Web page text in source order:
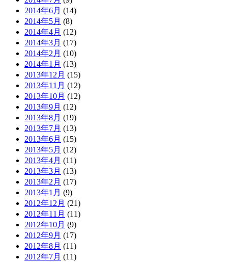
2014年6月 (14)
2014年5月 (8)
2014年4月 (12)
2014年3月 (17)
2014年2月 (10)
2014年1月 (13)
2013年12月 (15)
2013年11月 (12)
2013年10月 (12)
2013年9月 (12)
2013年8月 (19)
2013年7月 (13)
2013年6月 (15)
2013年5月 (12)
2013年4月 (11)
2013年3月 (13)
2013年2月 (17)
2013年1月 (9)
2012年12月 (21)
2012年11月 (11)
2012年10月 (9)
2012年9月 (17)
2012年8月 (11)
2012年7月 (11)